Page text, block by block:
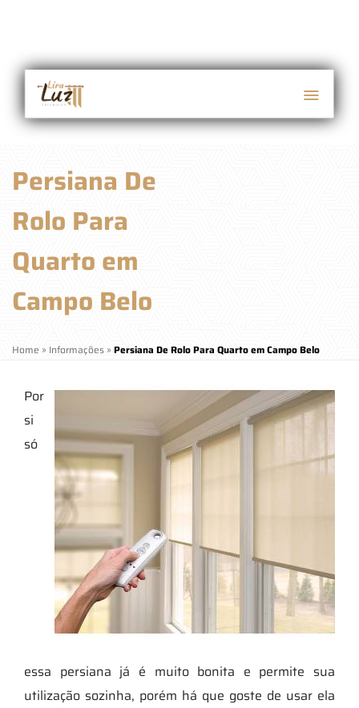
Persiana De
Rolo Para
Quarto em
Campo Belo
Home » Informações » Persiana De Rolo Para Quarto em Campo Belo
Por
si
só
essa persiana já é muito bonita e permite sua
utilização sozinha, porém há que goste de usar ela